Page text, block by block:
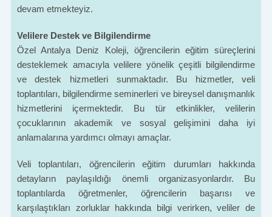
devam etmekteyiz.
Velilere Destek ve Bilgilendirme
Özel Antalya Deniz Koleji, öğrencilerin eğitim süreçlerini
desteklemek amacıyla velilere yönelik çeşitli bilgilendirme
ve destek hizmetleri sunmaktadır. Bu hizmetler, veli
toplantıları, bilgilendirme seminerleri ve bireysel danışmanlık
hizmetlerini içermektedir. Bu tür etkinlikler, velilerin
çocuklarının akademik ve sosyal gelişimini daha iyi
anlamalarına yardımcı olmayı amaçlar.
Veli toplantıları, öğrencilerin eğitim durumları hakkında
detayların paylaşıldığı önemli organizasyonlardır. Bu
toplantılarda öğretmenler, öğrencilerin başarısı ve
karşılaştıkları zorluklar hakkında bilgi verirken, veliler de